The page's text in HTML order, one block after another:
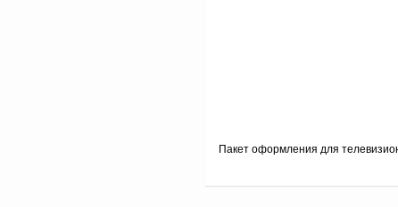
Пакет оформления для